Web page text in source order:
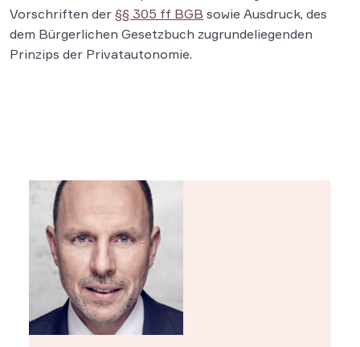
Vorschriften der §§ 305 ff BGB sowie Ausdruck, des
dem Bürgerlichen Gesetzbuch zugrundeliegenden
Prinzips der Privatautonomie.